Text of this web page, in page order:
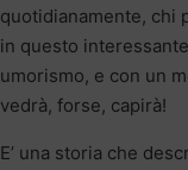
quotidianamente, chi
in questo
umorismo, e con un
vedrà, forse, capirà!
E’ una storia che